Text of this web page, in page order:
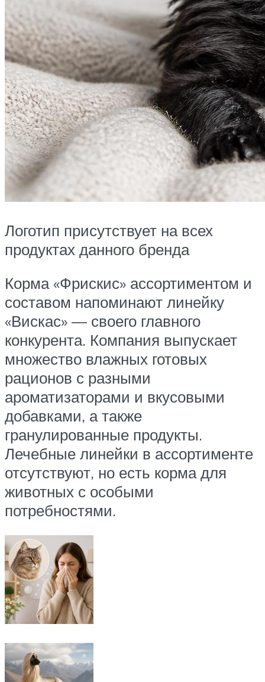
Логотип присутствует на всех
продуктах данного бренда
Корма «Фрискис» ассортиментом и
составом напоминают линейку
«Вискас» — своего главного
конкурента. Компания выпускает
множество влажных готовых
рационов с разными
ароматизаторами и вкусовыми
добавками, а также
гранулированные продукты.
Лечебные линейки в ассортименте
отсутствуют, но есть корма для
животных с особыми
потребностями.